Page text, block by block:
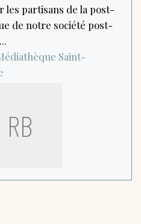
les partisans de la post-
de notre société post-
Saint-
RB